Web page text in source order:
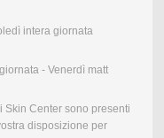
intera giornata
- Venerdì matt
Skin Center sono presenti
disposizione per